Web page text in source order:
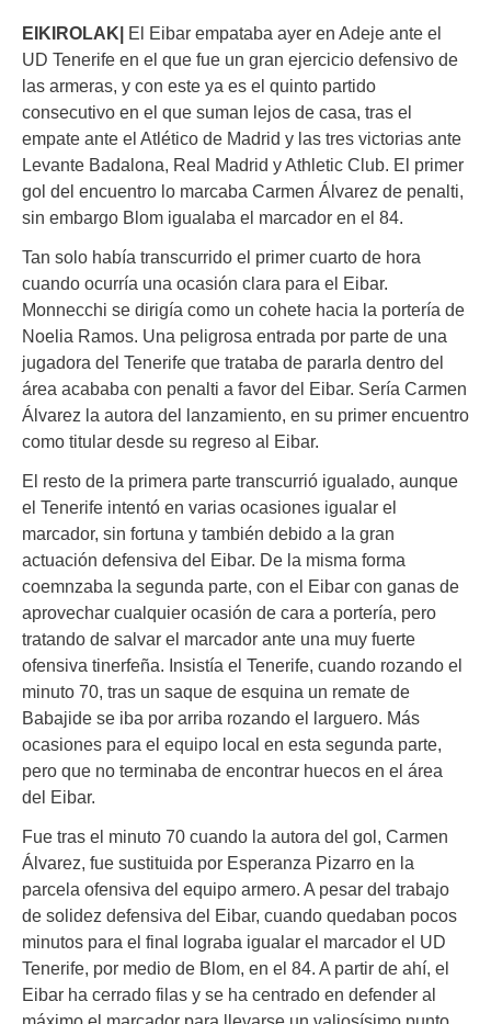
EIKIROLAK| El Eibar empataba ayer en Adeje ante el
UD Tenerife en el que fue un gran ejercicio defensivo de
las armeras, y con este ya es el quinto partido
consecutivo en el que suman lejos de casa, tras el
empate ante el Atlético de Madrid y las tres victorias ante
Levante Badalona, Real Madrid y Athletic Club. El primer
gol del encuentro lo marcaba Carmen Álvarez de penalti,
sin embargo Blom igualaba el marcador en el 84.
Tan solo había transcurrido el primer cuarto de hora
cuando ocurría una ocasión clara para el Eibar.
Monnecchi se dirigía como un cohete hacia la portería de
Noelia Ramos. Una peligrosa entrada por parte de una
jugadora del Tenerife que trataba de pararla dentro del
área acababa con penalti a favor del Eibar. Sería Carmen
Álvarez la autora del lanzamiento, en su primer encuentro
como titular desde su regreso al Eibar.
El resto de la primera parte transcurrió igualado, aunque
el Tenerife intentó en varias ocasiones igualar el
marcador, sin fortuna y también debido a la gran
actuación defensiva del Eibar. De la misma forma
coemnzaba la segunda parte, con el Eibar con ganas de
aprovechar cualquier ocasión de cara a portería, pero
tratando de salvar el marcador ante una muy fuerte
ofensiva tinerfeña. Insistía el Tenerife, cuando rozando el
minuto 70, tras un saque de esquina un remate de
Babajide se iba por arriba rozando el larguero. Más
ocasiones para el equipo local en esta segunda parte,
pero que no terminaba de encontrar huecos en el área
del Eibar.
Fue tras el minuto 70 cuando la autora del gol, Carmen
Álvarez, fue sustituida por Esperanza Pizarro en la
parcela ofensiva del equipo armero. A pesar del trabajo
de solidez defensiva del Eibar, cuando quedaban pocos
minutos para el final lograba igualar el marcador el UD
Tenerife, por medio de Blom, en el 84. A partir de ahí, el
Eibar ha cerrado filas y se ha centrado en defender al